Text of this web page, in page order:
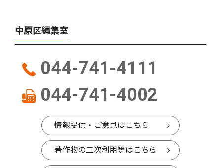
中原区編集室
044-741-4111
044-741-4002
情報提供・ご意見はこちら
著作物の二次利用等はこちら